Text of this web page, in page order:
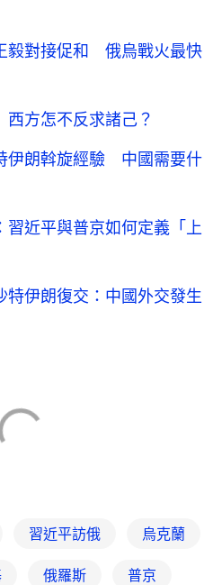
毅對接促和 俄烏戰火最快
方怎不反求諸己？
伊朗斡旋經驗 中國需要什
近平與普京如何定義「上
特伊朗復交：中國外交發生
習近平訪俄 烏克蘭
俄羅斯 普京